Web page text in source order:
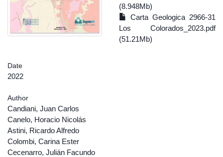
(8.948Mb)
Carta Geologica 2966-31
Los Colorados_2023.pdf
(51.21Mb)
Date
2022
Author
Candiani, Juan Carlos
Canelo, Horacio Nicolás
Astini, Ricardo Alfredo
Colombi, Carina Ester
Cecenarro, Julián Facundo